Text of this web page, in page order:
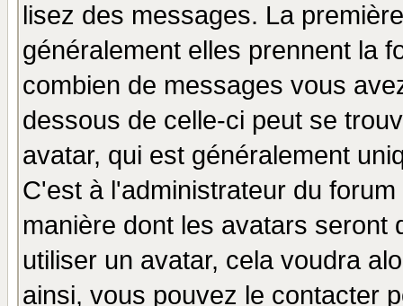
lisez des messages. La
généralement elles prennent la
combien de messages vous
dessous de celle-ci peut se
avatar, qui est généralement
C'est à l'administrateur du
manière dont les avatars seront
utiliser un avatar, cela voudra
ainsi, vous pouvez le contacter